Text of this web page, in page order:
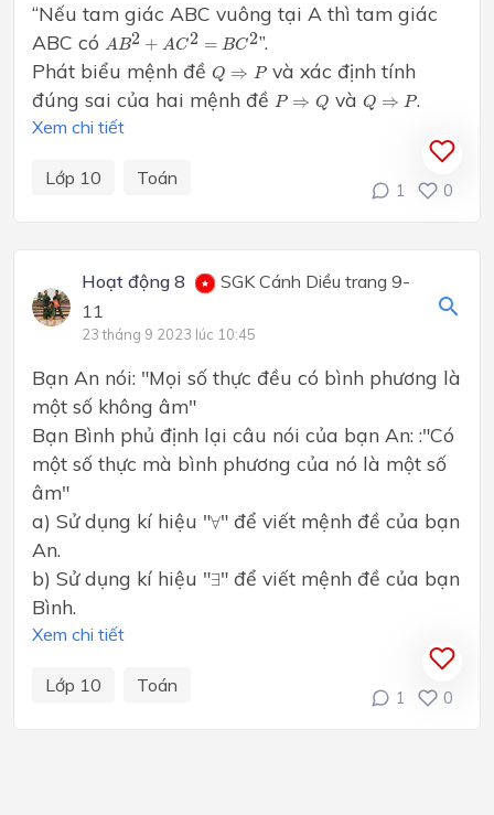
“Nếu tam giác ABC vuông tại A thì tam giác
ABC có AB2 + AC 2 = BC2
B2 =
”.
Phát biểu mệnh đề Q ⇒ P
Q P
và xác định tính
đúng sai của hai mệnh đề P ⇒ Q
P⇒ Q và Q ⇒ P
Q⇒ P .
Xem chi tiết
Lớp 10 Toán
1 0
Hoạt động 8
SGK Cánh Diều trang 9-
11
23 tháng 9 2023 lúc 10:45
Bạn An nói: "Mọi số thực đều có bình phương là
một số không âm"
Bạn Bình phủ định lại câu nói của bạn An: :"Có
một số thực mà bình phương của nó là một số
âm"
a) Sử dụng kí hiệu "∀
∀" để viết mệnh đề của bạn
An.
b) Sử dụng kí hiệu "∃
∃" để viết mệnh đề của bạn
Bình.
Xem chi tiết
Lớp 10 Toán
1 0